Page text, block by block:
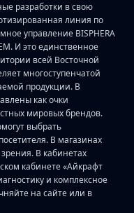
разработки в свою
линия по
управление BISPHERA
И это единственное
всей Восточной
многоступенчатой
продукции. В
как очки
мировых брендов.
выбрать
В магазинах
В кабинетах
кабинете «Айкрафт
и комплексное
на сайте или в